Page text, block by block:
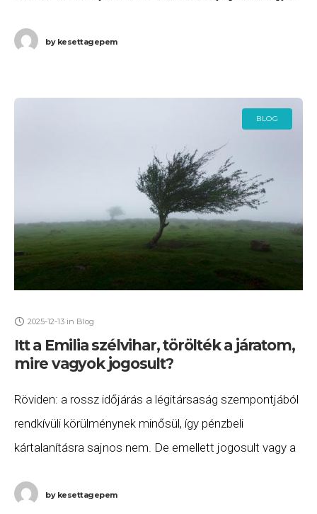
annak indulásáig. Ha ezeket
bykesettagepem
BLOG
2025-12-13 in Blog
Itt a Emilia szélvihar, törölték a járatom,
mire vagyok jogosult?
Röviden: a rossz időjárás a légitársaság szempontjából
rendkívüli körülménynek minősül, így pénzbeli
kártalanításra sajnos nem. De emellett jogosult vagy a
annak indulásáig. Ha ezeket
bykesettagepem